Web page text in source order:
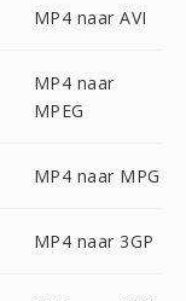
MP4 naar AVI
MP4 naar
MPEG
MP4 naar MPG
MP4 naar 3GP